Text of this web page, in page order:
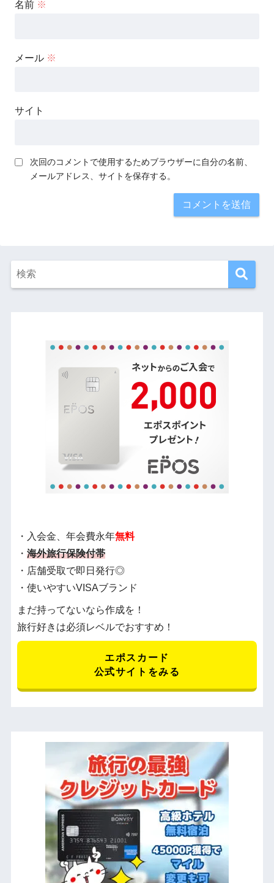
名前 ※
メール ※
サイト
次回のコメントで使用するためブラウザーに自分の名前、
メールアドレス、サイトを保存する。
・入会金、年会費永年無料
・ 海外旅行保険付帯
・店舗受取で即日発行◎
・使いやすいVISAブランド
まだ持ってないなら作成を！
旅行好きは必須レベルでおすすめ！
エポスカード
公式サイトをみる